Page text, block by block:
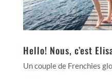
Hello! Nous, c’est
Un couple de Frenchies